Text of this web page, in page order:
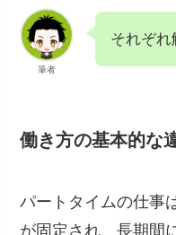
筆者
それぞれ
働き方の基本的な
パートタイムの仕事
が固定され、長期間